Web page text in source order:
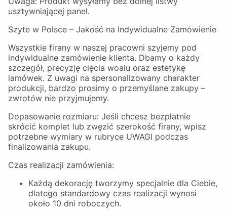
usztywniającej panel.
Szyte w Polsce – Jakość na Indywidualne Zamówienie
Wszystkie firany w naszej pracowni szyjemy pod
indywidualne zamówienie klienta. Dbamy o każdy
szczegół, precyzję cięcia woalu oraz estetykę
lamówek. Z uwagi na spersonalizowany charakter
produkcji, bardzo prosimy o przemyślane zakupy –
zwrotów nie przyjmujemy.
Dopasowanie rozmiaru: Jeśli chcesz bezpłatnie
skrócić komplet lub zwęzić szerokość firany, wpisz
potrzebne wymiary w rubryce UWAGI podczas
finalizowania zakupu.
Czas realizacji zamówienia:
Każdą dekorację tworzymy specjalnie dla Ciebie,
dlatego standardowy czas realizacji wynosi
około 10 dni roboczych.